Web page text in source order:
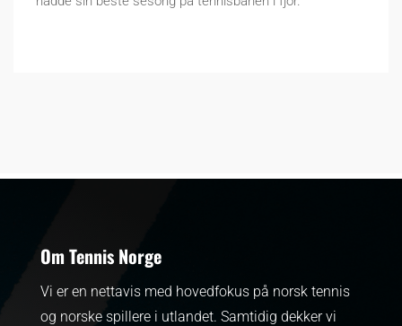
Om Tennis Norge
Vi er en nettavis med hovedfokus på norsk tennis
og norske spillere i utlandet. Samtidig dekker vi